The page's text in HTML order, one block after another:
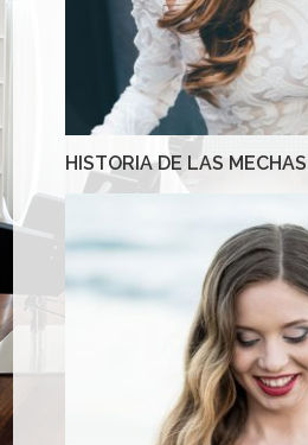
HISTORIA DE LAS